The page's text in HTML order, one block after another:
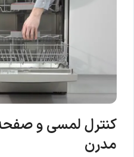
مدرن